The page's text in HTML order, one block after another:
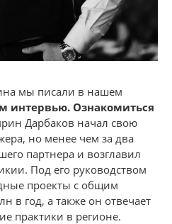
мы писали в нашем
интервью. Ознакомиться
Дарбаков начал свою
но менее чем за два
партнера и возглавил
Под его руководством
проекты с общим
в год, а также он отвечает
практики в регионе.